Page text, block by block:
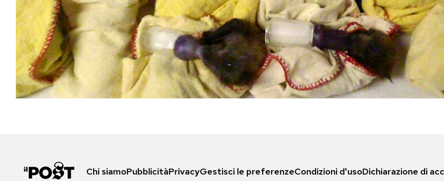
NEWSLETTER
I MIEI PREFERITI
SHOP
Area Personale
Newsletter
Chi siamoPubblicitàPrivacyGestisci le preferenzeCondizioni d'usoDichiarazione di